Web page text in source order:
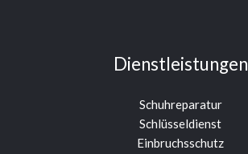
Dienstleistungen
Schuhreparatur
Schlüsseldienst
Einbruchsschutz